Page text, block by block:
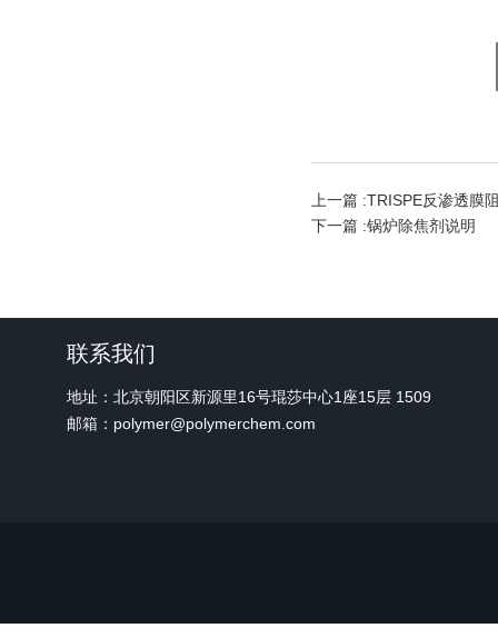
上一篇 :TRISPE反渗透膜
下一篇 :锅炉除焦剂说明
联系我们
地址：北京朝阳区新源里16号琨莎中心1座15层 1509
邮箱：polymer@polymerchem.com